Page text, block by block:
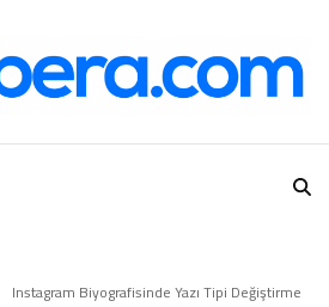
Hizmetler
Instagram Biyografisinde Yazı Tipi Değiştirme